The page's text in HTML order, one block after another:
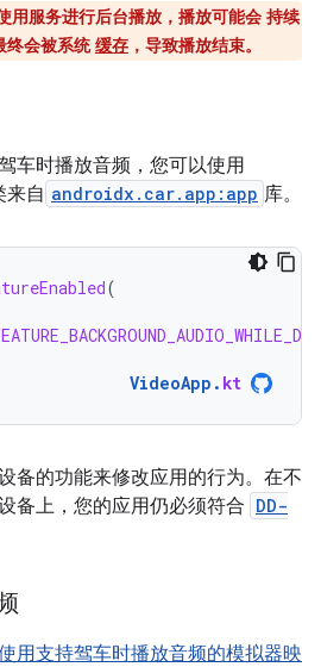
用服务进行后台播放，播放可能会 持续
终会被系统缓存 ，导致播放结束。
车时播放音频，您可以使用
来自 androidx.car.app:app 库。
(
VideoApp . kt
备的功能来修改应用的行为。在不
备上，您的应用仍必须符合 DD-
用支持驾车时播放音频的模拟器映